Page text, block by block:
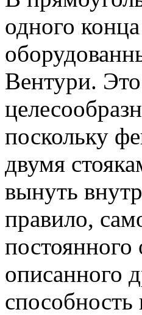
одного
Вентури.
поскольку
двумя
вынуть
правило,
описанного